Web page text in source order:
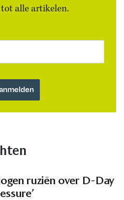
alle artikelen.
ruziën over D-Day